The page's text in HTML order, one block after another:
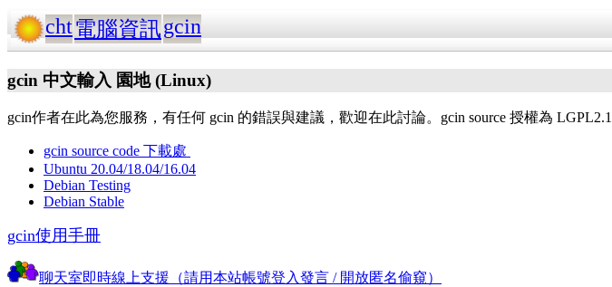
cht電腦資訊gcin
gcin 中文輸入 園地 (Linux)
gcin作者在此為您服務，有任何 gcin 的錯誤與建議，歡迎在此討論。gcin source 授權為 LGPL2.1
gcin source code 下載處
Ubuntu 20.04/18.04/16.04
Debian Testing
Debian Stable
gcin使用手冊
聊天室即時線上支援（請用本站帳號登入發言 / 開放匿名偷窺）